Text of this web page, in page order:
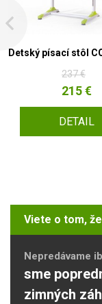
Detský písací stôl
237 €
215 €
DETAIL
Viete o tom,
Nepredávame
sme
zimných